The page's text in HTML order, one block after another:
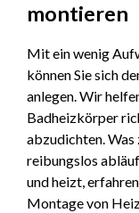
montieren
Mit ein wenig
können Sie sich
anlegen. Wir
Badheizkörper
abzudichten. Was
reibungslos
und heizt,
Montage von